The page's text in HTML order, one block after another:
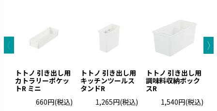
トトノ 引き出し用
カトラリーポケッ
トR ミニ
660円(税込)
トトノ 引き出し用
キッチンツールス
タンドR
1,265円(税込)
トトノ 引き出し用
調味料収納ボック
スR
1,540円(税込)